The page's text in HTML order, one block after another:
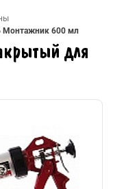
Монтажник 600 мл
для